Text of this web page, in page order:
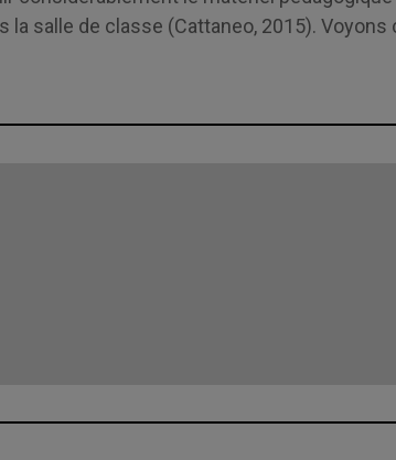
la salle de classe (Cattaneo, 2015).